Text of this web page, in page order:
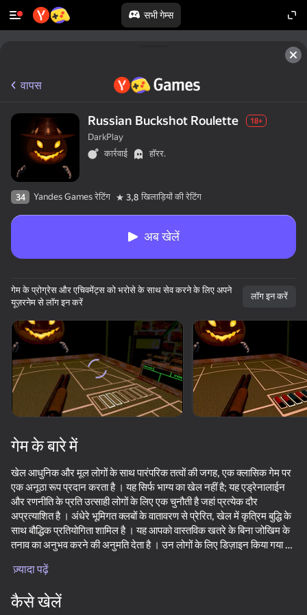
सभी गेम्स
डिवाइस घुमाएँ
यह गेम केवल लैंडस्केप
ओरिएंटेशन का समर्थन करता है
Buckshot roulette
वापस
Russian Buckshot Roulette 18+
DarkPlay
कार्रवाई
हॉरर.
34 Yandes Games रेटिंग 3,8 खिलाड़ियों की रेटिंग
अब खेलें
गेम के प्रोग्रेस और एचिवमेंट्स को भरोसे के साथ सेव करने के लिए अपने
यूज़रनेम से लॉग इन करें
लॉग इन करें
गेम के बारे में
खेल आधुनिक और मूल लोगों के साथ पारंपरिक तत्वों की जगह, एक क्लासिक गेम पर
एक अनूठा रूप प्रदान करता है । यह सिर्फ भाग्य का खेल नहीं है; यह एड्रेनालाईन
और रणनीति के प्रति उत्साही लोगों के लिए एक चुनौती है जहां प्रत्येक दौर
अप्रत्याशित है । अंधेरे भूमिगत क्लबों के वातावरण से प्रेरित, खेल में कृत्रिम बुद्धि के
साथ बौद्धिक प्रतियोगिता शामिल है । यह आपको वास्तविक खतरे के बिना जोखिम के
तनाव का अनुभव करने की अनुमति देता है । उन लोगों के लिए डिज़ाइन किया गया है
डायगेटिक तत्वों और न्यूनतम इंटरफ़ेस के साथ इमर्सिव गेमप्ले प्रदान करता है, जो
ज़्यादा पढ़ें
कैसे खेलें